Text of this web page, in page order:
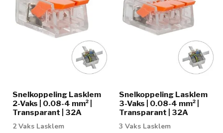
Snelkoppeling Lasklem
2-Vaks | 0.08-4 mm² |
Transparant | 32A
2 Vaks Lasklem
Snelkoppeling Lasklem
3-Vaks | 0.08-4 mm² |
Transparant | 32A
3 Vaks Lasklem